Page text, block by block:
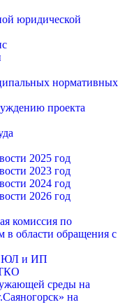
юридической
нормативных
проекта
2025 год
2023 год
2024 год
2026 год
комиссия по
в области обращения с
ЮЛ и ИП
среды на
на